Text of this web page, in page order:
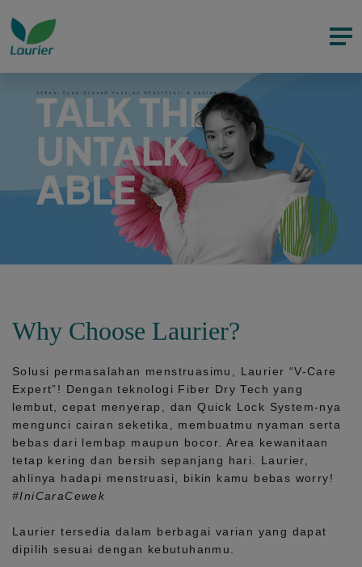
Why Choose Laurier?
Solusi permasalahan menstruasimu, Laurier “V-Care
Expert”! Dengan teknologi Fiber Dry Tech yang
lembut, cepat menyerap, danQuick Lock System-nya
mengunci cairan seketika, membuatmu nyaman serta
bebas dari lembap maupun bocor. Area kewanitaan
tetap kering dan bersih sepanjang hari.
Laurier,
ahlinya hadapi menstruasi, bikin kamu bebas worry!
#IniCaraCewek
Laurier tersedia dalam berbagai varian yang dapat
dipilih sesuai dengan kebutuhanmu.